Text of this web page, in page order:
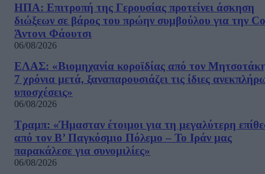
ΗΠΑ: Επιτροπή της Γερουσίας προτείνει άσκηση
διώξεων σε βάρος του πρώην συμβούλου για την
Άντονι Φάουτσι
06/08/2026
ΕΛΑΣ: «Βιομηχανία κοροϊδίας από τον
7 χρόνια μετά, ξαναπαρουσιάζει τις ίδιες
υποσχέσεις»
06/08/2026
Τραμπ: «Ήμασταν έτοιμοι για τη μεγαλύτερη
από τον Β’ Παγκόσμιο Πόλεμο – Το Ιράν μας
παρακάλεσε για συνομιλίες»
06/08/2026